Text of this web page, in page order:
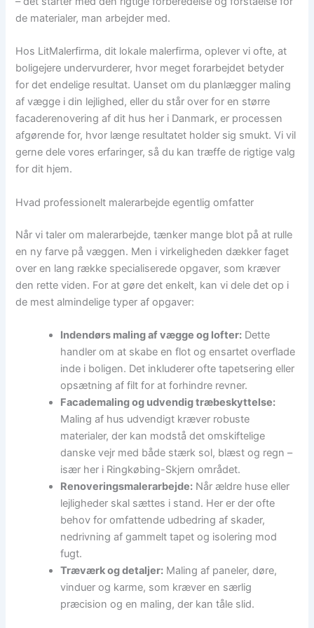
de materialer, man arbejder med.
Hos LitMalerfirma, dit lokale malerfirma, oplever vi ofte, at
boligejere undervurderer, hvor meget forarbejdet betyder
for det endelige resultat. Uanset om du planlægger maling
af vægge i din lejlighed, eller du står over for en større
facaderenovering af dit hus her i Danmark, er processen
afgørende for, hvor længe resultatet holder sig smukt. Vi vil
gerne dele vores erfaringer, så du kan træffe de rigtige valg
for dit hjem.
Hvad professionelt malerarbejde egentlig omfatter
Når vi taler om malerarbejde, tænker mange blot på at rulle
en ny farve på væggen. Men i virkeligheden dækker faget
over en lang række specialiserede opgaver, som kræver
den rette viden. For at gøre det enkelt, kan vi dele det op i
de mest almindelige typer af opgaver:
Indendørs maling af vægge og lofter: Dette
handler om at skabe en flot og ensartet overflade
inde i boligen. Det inkluderer ofte tapetsering eller
opsætning af filt for at forhindre revner.
Facademaling og udvendig træbeskyttelse:
Maling af hus udvendigt kræver robuste
materialer, der kan modstå det omskiftelige
danske vejr med både stærk sol, blæst og regn –
især her i Ringkøbing-Skjern området.
Renoveringsmalerarbejde: Når ældre huse eller
lejligheder skal sættes i stand. Her er der ofte
behov for omfattende udbedring af skader,
nedrivning af gammelt tapet og isolering mod
fugt.
Træværk og detaljer: Maling af paneler, døre,
vinduer og karme, som kræver en særlig
præcision og en maling, der kan tåle slid.